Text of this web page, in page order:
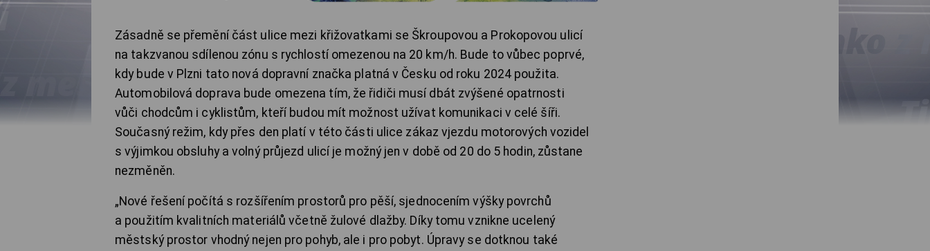
Zásadně se přemění část ulice mezi křižovatkami se Škroupovou a Prokopovou ulicí
na takzvanou sdílenou zónu s rychlostí omezenou na 20 km/h. Bude to vůbec poprvé,
kdy bude v Plzni tato nová dopravní značka platná v Česku od roku 2024 použita.
Automobilová doprava bude omezena tím, že řidiči musí dbát zvýšené opatrnosti
vůči chodcům i cyklistům, kteří budou mít možnost užívat komunikaci v celé šíři.
Současný režim, kdy přes den platí v této části ulice zákaz vjezdu motorových vozidel
s výjimkou obsluhy a volný průjezd ulicí je možný jen v době od 20 do 5 hodin, zůstane
nezměněn.
„Nové řešení počítá s rozšířením prostorů pro pěší, sjednocením výšky povrchů
a použitím kvalitních materiálů včetně žulové dlažby. Díky tomu vznikne ucelený
městský prostor vhodný nejen pro pohyb, ale i pro pobyt. Úpravy se dotknou také